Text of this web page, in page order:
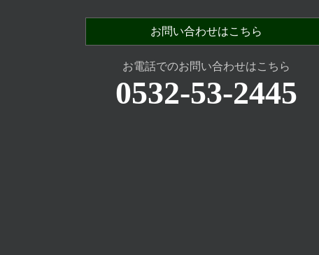
お問い合わせはこちら
お電話でのお問い合わせはこちら
0532-53-2445